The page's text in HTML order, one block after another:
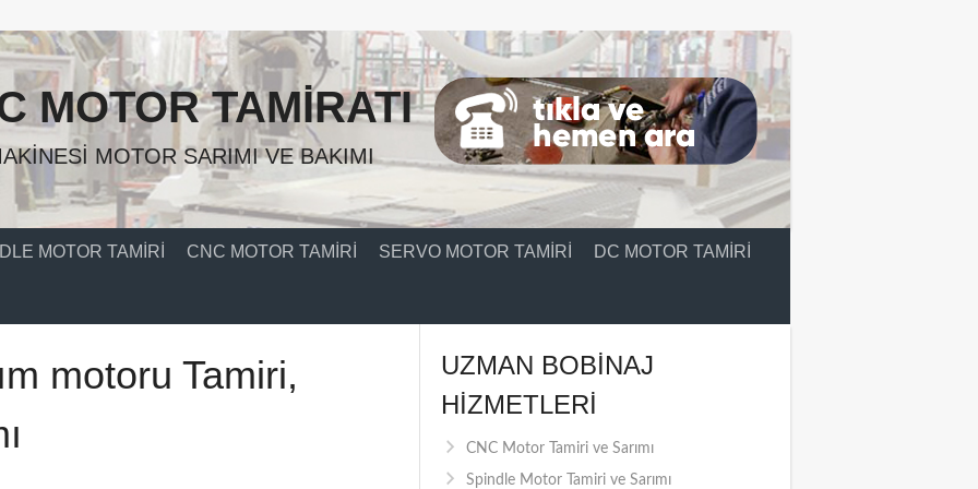
MOTOR TAMIRATI
MOTOR SARIMI VE BAKIMI
MOTOR TAMIRI CNC MOTOR TAMIRI SERVO MOTOR TAMIRI DC MOTOR TAMIRI
motoru Tamiri,
UZMAN BOBINAJ
HIZMETLERI
CNC Motor Tamiri ve Sarımı
Spindle Motor Tamiri ve Sarımı